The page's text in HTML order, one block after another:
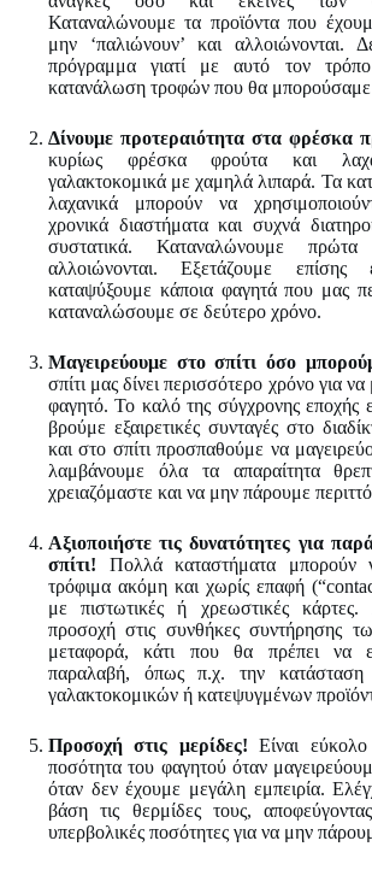
Καταναλώνουμε τα προϊόντα που
μην ‘παλιώνουν’ και αλλοιώνονται.
πρόγραμμα γιατί με αυτό τον
κατανάλωση τροφών που θα
Δίνουμε προτεραιότητα στα φρέσκα
κυρίως φρέσκα φρούτα και
γαλακτοκομικά με χαμηλά λιπαρά. Τα
λαχανικά μπορούν να
χρονικά διαστήματα και συχνά
συστατικά. Καταναλώνουμε
αλλοιώνονται. Εξετάζουμε
καταψύξουμε κάποια φαγητά που μας
καταναλώσουμε σε δεύτερο χρόνο.
Μαγειρεύουμε στο σπίτι όσο
σπίτι μας δίνει περισσότερο χρόνο για
φαγητό. Το καλό της σύγχρονης εποχής
βρούμε εξαιρετικές συνταγές στο
και στο σπίτι προσπαθούμε να
λαμβάνουμε όλα τα απαραίτητα
χρειαζόμαστε και να μην πάρουμε
Αξιοποιήστε τις δυνατότητες για
σπίτι! Πολλά καταστήματα μπορούν
τρόφιμα ακόμη και χωρίς επαφή
με πιστωτικές ή χρεωστικές κάρτες.
προσοχή στις συνθήκες συντήρησης
μεταφορά, κάτι που θα πρέπει να
παραλαβή, όπως π.χ. την κατάσταση
γαλακτοκομικών ή κατεψυγμένων
Προσοχή στις μερίδες! Είναι
ποσότητα του φαγητού όταν
όταν δεν έχουμε μεγάλη εμπειρία.
βάση τις θερμίδες τους,
υπερβολικές ποσότητες για να μην